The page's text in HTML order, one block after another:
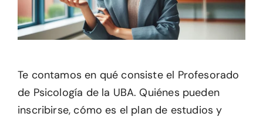
Te contamos en qué consiste el Profesorado
de Psicología de la UBA. Quiénes pueden
inscribirse, cómo es el plan de estudios y